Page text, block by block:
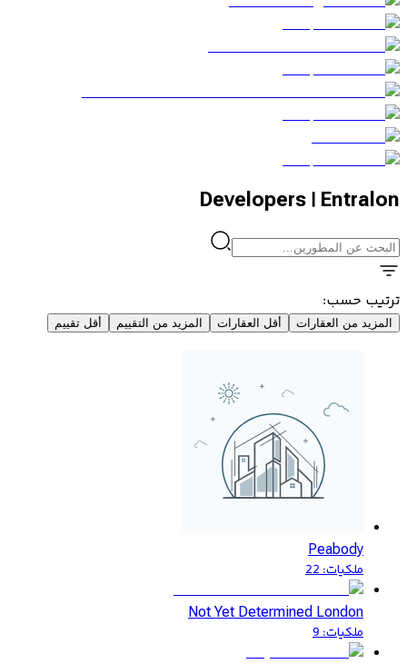
Developers | Entralon
ترتيب حسب:
المزيد من العقارات أقل العقارات المزيد من التقييم أقل تقييم
Peabody
ملكيات:
22
Not Yet Determined London
ملكيات:
9